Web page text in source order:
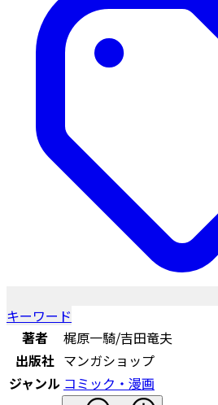
キーワード
著者
梶原一騎/吉田竜夫
出版社 マンガショップ
ジャンル コミック・漫画